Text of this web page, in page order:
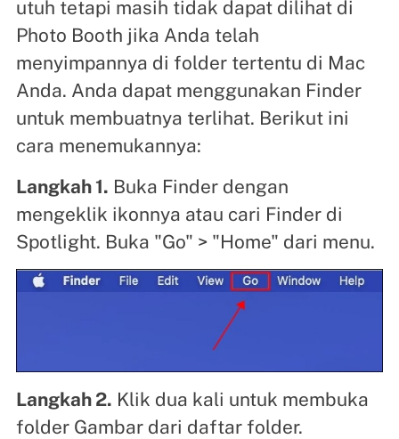
utuh tetapi masih tidak dapat dilihat di
Photo Booth jika Anda telah
menyimpannya di folder tertentu di Mac
Anda. Anda dapat menggunakan Finder
untuk membuatnya terlihat. Berikut ini
cara menemukannya:
Langkah 1. Buka Finder dengan
mengeklik ikonnya atau cari Finder di
Spotlight. Buka "Go" > "Home" dari menu.
Langkah 2. Klik dua kali untuk membuka
folder Gambar dari daftar folder.